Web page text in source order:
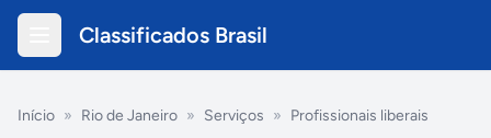
Classificados Brasil
Início » Rio de Janeiro » Serviços » Profissionais liberais